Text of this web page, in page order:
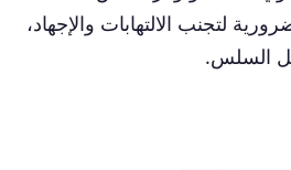
لتجنب الالتهابات والإجهاد،
السلس.